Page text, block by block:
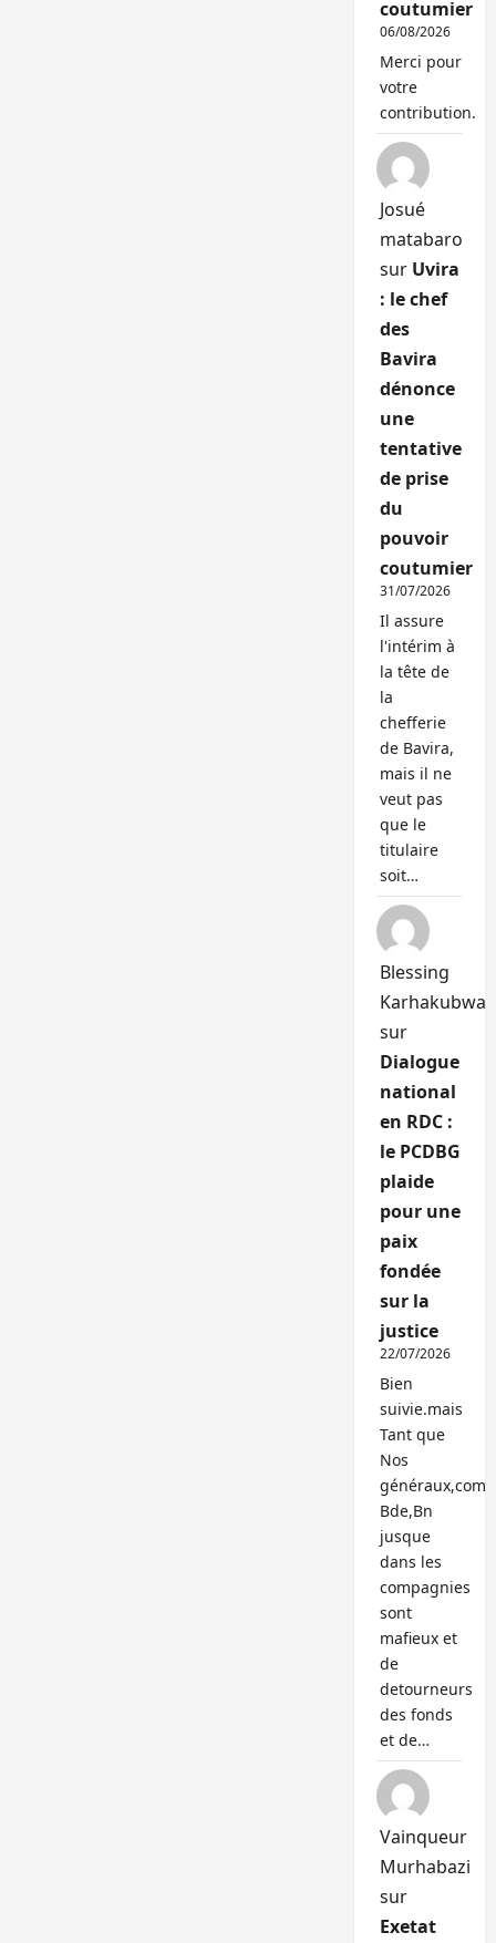
coutumier
06/08/2026
Merci pour
votre
contribution.
Josué
matabaro
sur Uvira
: le chef
des
Bavira
dénonce
une
tentative
de prise
du
pouvoir
coutumier
31/07/2026
Il assure
l'intérim à
la tête de
la
chefferie
de Bavira,
mais il ne
veut pas
que le
titulaire
soit…
Blessing
Karhakubwa
sur
Dialogue
national
en RDC :
le PCDBG
plaide
pour une
paix
fondée
sur la
justice
22/07/2026
Bien
suivie.mais
Tant que
Nos
généraux,com
Bde,Bn
jusque
dans les
compagnies
sont
mafieux et
de
detourneurs
des fonds
et de…
Vainqueur
Murhabazi
sur
Exetat